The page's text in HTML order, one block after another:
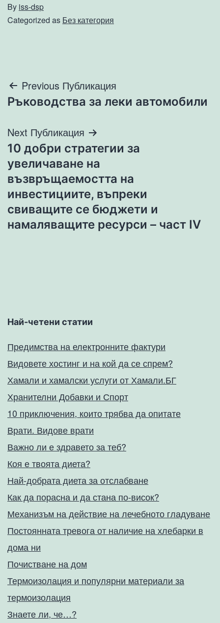
By iss-dsp
Categorized as Без категория
Навигация
Previous Публикация
Ръководства за леки автомобили
Next Публикация
10 добри стратегии за
увеличаване на
възвръщаемостта на
инвестициите, въпреки
свиващите се бюджети и
намаляващите ресурси – част IV
Най-четени статии
Предимства на електронните фактури
Видовете хостинг и на кой да се спрем?
Хамали и хамалски услуги от Хамали.БГ
Хранителни Добавки и Спорт
10 приключения, които трябва да опитате
Врати. Видове врати
Важно ли е здравето за теб?
Коя е твоята диета?
Най-добрата диета за отслабване
Как да порасна и да стана по-висок?
Механизъм на действие на лечебното гладуване
Постоянната тревога от наличие на хлебарки в
дома ни
Почистване на дом
Термоизолация и популярни материали за
термоизолация
Знаете ли, че…?